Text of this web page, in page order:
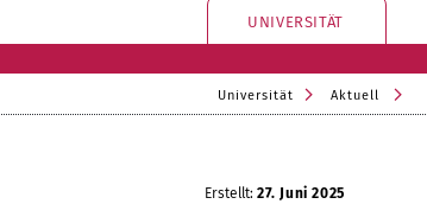
UNIVERSITÄT
Universität Aktuell
Erstellt: 27. Juni 2025